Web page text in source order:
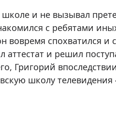
и не вызывал
с ребятами
вовремя спохватился и
аттестат и решил
Григорий
школу телевидения